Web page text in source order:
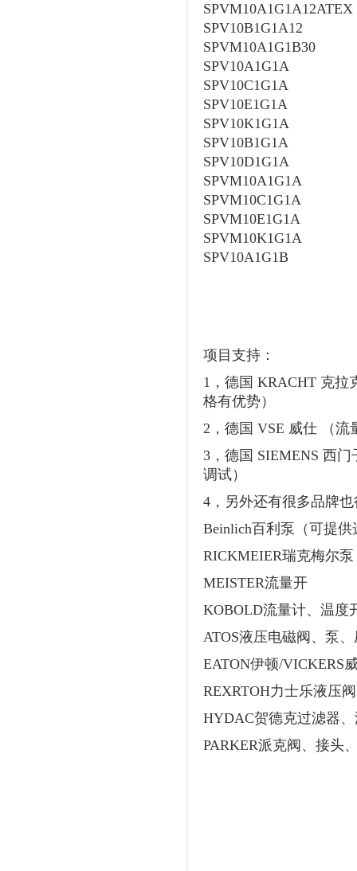
SPVM10A1G1A12ATEX
SPV10B1G1A12
SPVM10A1G1B30
SPV10A1G1A
SPV10C1G1A
SPV10E1G1A
SPV10K1G1A
SPV10B1G1A
SPV10D1G1A
SPVM10A1G1A
SPVM10C1G1A
SPVM10E1G1A
SPVM10K1G1A
SPV10A1G1B
项目支持：
1，德国 KRACHT 克拉
格有优势）
2，德国 VSE 威仕 （
3，德国 SIEMENS 西
调试）
4，另外还有很多品牌
Beinlich百利泵（可提供
RICKMEIER瑞克梅尔
MEISTER流量开
KOBOLD流量计、温度
ATOS液压电磁阀、泵
EATON伊顿/VICKERS
REXRTOH力士乐液压
HYDAC贺德克过滤器
PARKER派克阀、接头